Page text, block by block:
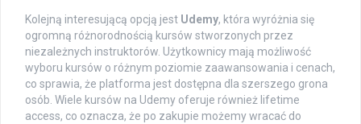
Kolejną interesującą opcją jest Udemy, która wyróżnia się
ogromną różnorodnością kursów stworzonych przez
niezależnych instruktorów. Użytkownicy mają możliwość
wyboru kursów o różnym poziomie zaawansowania i cenach,
co sprawia, że platforma jest dostępna dla szerszego grona
osób. Wiele kursów na Udemy oferuje również lifetime
access, co oznacza, że po zakupie możemy wracać do